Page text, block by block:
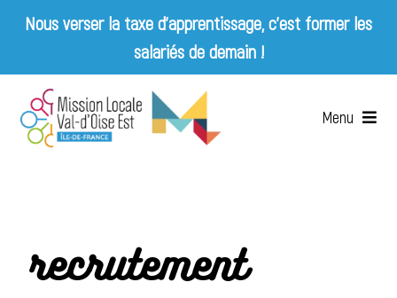
Nous verser la taxe d’apprentissage, c’est former les
salariés de demain !
content
Menu
Services
recrutement